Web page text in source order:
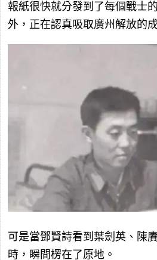
報紙很快就分發到了每個戰士
外，正在認真吸取廣州解放的
可是當鄧賢詩看到葉劍英、陳
時，瞬間楞在了原地。